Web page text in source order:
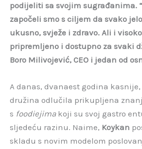
podijeliti sa svojim sugrađanima.
započeli smo s ciljem da svako
ukusno, svježe i zdravo. Ali i
pripremljeno i dostupno za svaki
Boro Milivojević, CEO i jedan od
A danas, dvanaest godina kasnije,
družina odlučila prikupljena
s foodiejimakoji su svoj gastro
sljedeću razinu. Naime, Koykan
skladu s novim modelom